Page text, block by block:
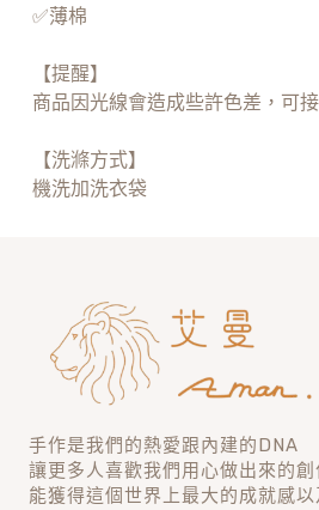
✅薄棉
【提醒】
商品因光線會造成些許色差，可
【洗滌方式】
機洗加洗衣袋
手作是我們的熱愛跟內建的DNA
讓更多人喜歡我們用心做出來的創
能獲得這個世界上最大的成就感